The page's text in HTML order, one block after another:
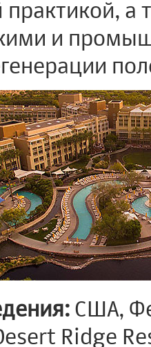
практикой,
и
США,
Ridge